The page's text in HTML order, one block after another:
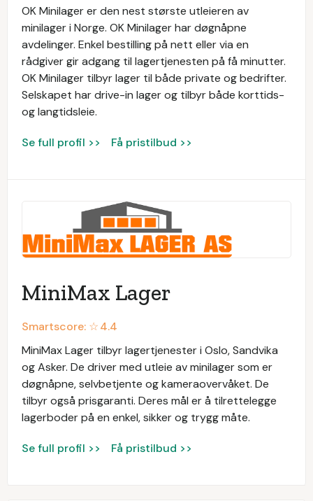
OK Minilager er den nest største utleieren av
minilager i Norge. OK Minilager har døgnåpne
avdelinger. Enkel bestilling på nett eller via en
rådgiver gir adgang til lagertjenesten på få minutter.
OK Minilager tilbyr lager til både private og bedrifter.
Selskapet har drive-in lager og tilbyr både korttids-
og langtidsleie.
Se full profil >> Få pristilbud >>
MiniMax Lager
Smartscore: ☆4.4
MiniMax Lager tilbyr lagertjenester i Oslo, Sandvika
og Asker. De driver med utleie av minilager som er
døgnåpne, selvbetjente og kameraovervåket. De
tilbyr også prisgaranti. Deres mål er å tilrettelegge
lagerboder på en enkel, sikker og trygg måte.
Se full profil >> Få pristilbud >>